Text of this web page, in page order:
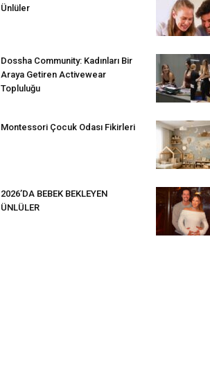
Ünlüler
Dossha Community: Kadınları Bir
Araya Getiren Activewear
Topluluğu
Montessori Çocuk Odası Fikirleri
2026’DA BEBEK BEKLEYEN
ÜNLÜLER